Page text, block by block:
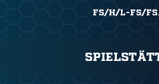
FS/H/L-FS/